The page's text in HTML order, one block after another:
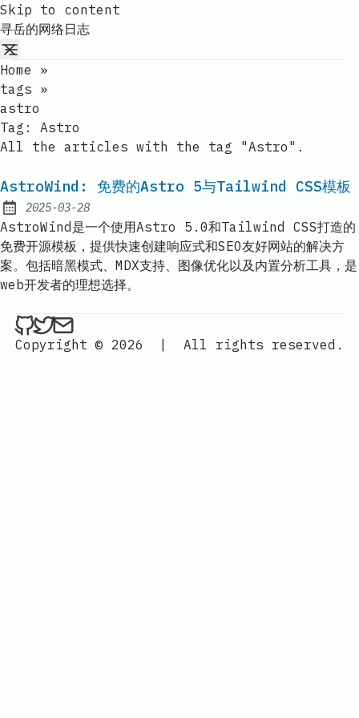
Skip to content
寻岳的网络日志
Home
»
tags »
astro
Tag: Astro
All the articles with the tag "Astro".
AstroWind: 免费的Astro 5与Tailwind CSS模板
Published:
2025-03-28
AstroWind是一个使用Astro 5.0和Tailwind CSS打造的
免费开源模板，提供快速创建响应式和SEO友好网站的解决方
案。包括暗黑模式、MDX支持、图像优化以及内置分析工具，是
web开发者的理想选择。
ethan4768 on Github
ethan4768 on Twitter
Send an email to
Copyright © 2026
| All rights reserved.